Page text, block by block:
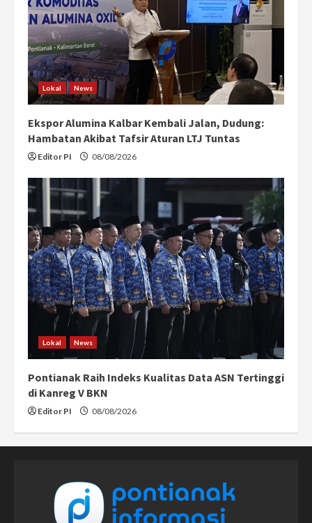
Lokal News
Ekspor Alumina Kalbar Kembali Jalan, Dudung:
Hambatan Akibat Tafsir Aturan LTJ Tuntas
Editor PI 08/08/2026
Lokal News
Pontianak Raih Indeks Kualitas Data ASN Tertinggi
di Kanreg V BKN
Editor PI 08/08/2026